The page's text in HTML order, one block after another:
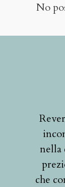
No
nella
che